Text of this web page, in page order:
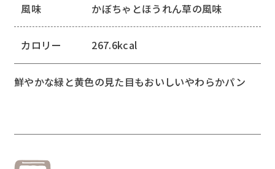
風味 かぼちゃとほうれん草の風味
カロリー 267.6kcal
鮮やかな緑と黄色の見た目もおいしいやわらかパン